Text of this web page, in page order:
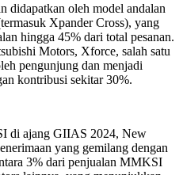
didapatkan oleh model andalan
Xpander Cross), yang
hingga 45% dari total pesanan.
Motors, Xforce, salah satu
pengunjung dan menjadi
kontribusi sekitar 30%.
di ajang GIIAS 2024, New
yang gemilang dengan
3% dari penjualan MMKSI